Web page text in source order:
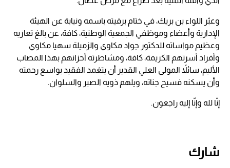
وعبّر اللواء بن بريك، في ختام برقيته باسمه ونيابة عن الهيئة
الإدارية وأعضاء وموظفي الجمعية الوطنية، كافة، عن بالغ تعازيه
وعظيم مواساته للدكتور جواد مكاوي والزميلة سهيا مكاوي
وأفراد أسرتهم الكريمة، كافة، ومشاطرته أحزانهم بهذا المصاب
الأليم، سائلاً المولى العلي القدير أن يتغمد الفقيد بواسع رحمته
وأن يسكنه فسيح جناته، ويلهم ذويه الصبر والسلوان.
إنّا لله وإنّا إليه راجعون.
شارك